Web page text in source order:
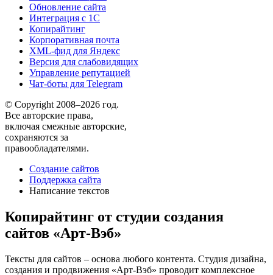
Обновление сайта
Интеграция с 1С
Копирайтинг
Корпоративная почта
XML-фид для Яндекс
Версия для слабовидящих
Управление репутацией
Чат-боты для Telegram
© Copyright 2008–2026 год.
Все авторские права,
включая смежные авторские,
сохраняются за
правообладателями.
Создание сайтов
Поддержка сайта
Написание текстов
Копирайтинг от студии создания
сайтов «Арт-Вэб»
Тексты для сайтов – основа любого контента. Студия дизайна,
создания и продвижения «Арт-Вэб» проводит комплексное